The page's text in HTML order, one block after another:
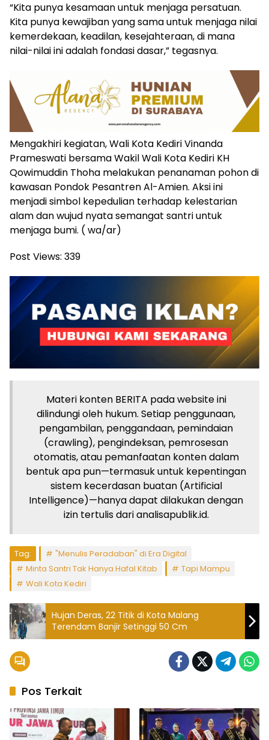
“Kita punya kesamaan untuk menjaga persatuan.
Kita punya kewajiban yang sama untuk menjaga nilai
kemerdekaan, keadilan, kesejahteraan, di mana
nilai-nilai ini adalah fondasi dasar,” tegasnya.
Mengakhiri kegiatan, Wali Kota Kediri Vinanda
Prameswati bersama Wakil Wali Kota Kediri KH
Qowimuddin Thoha melakukan penanaman pohon di
kawasan Pondok Pesantren Al-Amien. Aksi ini
menjadi simbol kepedulian terhadap kelestarian
alam dan wujud nyata semangat santri untuk
menjaga bumi. ( wa/ar)
Post Views: 339
Materi konten BERITA pada website ini
dilindungi oleh hukum. Setiap penggunaan,
pengambilan, penggandaan, pemindaian
(crawling), pengindeksan, pemrosesan
otomatis, atau pemanfaatan konten dalam
bentuk apa pun—termasuk untuk kepentingan
sistem kecerdasan buatan (Artificial
Intelligence)—hanya dapat dilakukan dengan
izin tertulis dari analisapublik.id.
Tag:
"Menulis Peradaban" di Era Digital
Minta Santri Tak Hanya Hafal Kitab
Tapi Mampu
Wali Kota Kediri
Hujan Deras, 22 Titik di Kota Malang
Terendam Banjir Setinggi 50 Cm
Pos Terkait